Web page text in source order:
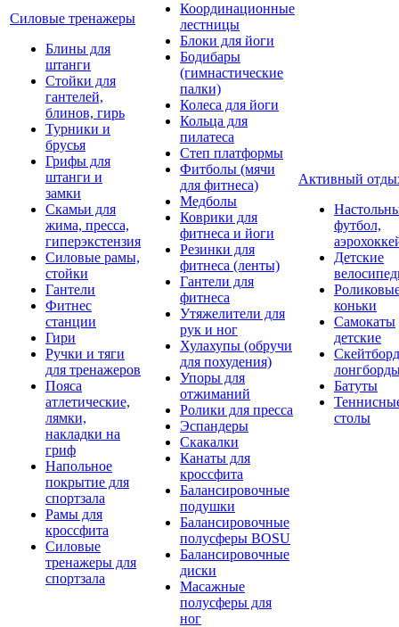
Силовые тренажеры
Блины для
штанги
Стойки для
гантелей,
блинов, гирь
Турники и
брусья
Грифы для
штанги и
замки
Скамьи для
жима, пресса,
гиперэкстензия
Силовые рамы,
стойки
Гантели
Фитнес
станции
Гири
Ручки и тяги
для тренажеров
Пояса
атлетические,
лямки,
накладки на
гриф
Напольное
покрытие для
спортзала
Рамы для
кроссфита
Силовые
тренажеры для
спортзала
Координационные
лестницы
Блоки для йоги
Бодибары
(гимнастические
палки)
Колеса для йоги
Кольца для
пилатеса
Степ платформы
Фитболы (мячи
для фитнеса)
Медболы
Коврики для
фитнеса и йоги
Резинки для
фитнеса (ленты)
Гантели для
фитнеса
Утяжелители для
рук и ног
Хулахупы (обручи
для похудения)
Упоры для
отжиманий
Ролики для пресса
Эспандеры
Скакалки
Канаты для
кроссфита
Балансировочные
подушки
Балансировочные
полусферы BOSU
Балансировочные
диски
Масажные
полусферы для
ног
Активный
футбол,
Детские
коньки
Самокаты
детские
Батуты
столы